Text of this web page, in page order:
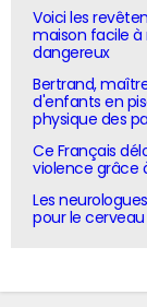
Voici les
maison facile
dangereux
Bertrand,
d'enfants en
physique des
Ce Français
violence grâce
Les
pour le